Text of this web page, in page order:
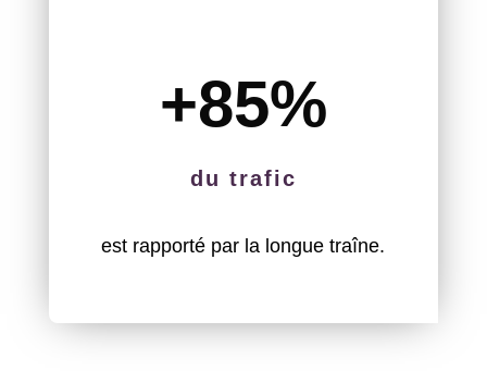
+85%
du trafic
est rapporté par la longue traîne.